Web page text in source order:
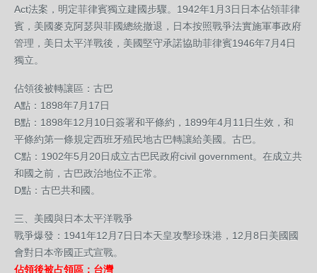
Act法案，明定菲律賓獨立建國步驟。1942年1月3日日本佔領菲律
賓，美國麥克阿瑟與菲國總統撤退，日本按照戰爭法實施軍事政府
管理，美日太平洋戰後，美國堅守承諾協助菲律賓1946年7月4日
獨立。
佔領後被轉讓區：古巴
A點：1898年7月17日
B點：1898年12月10日簽署和平條約，1899年4月11日生效，和
平條約第一條規定西班牙殖民地古巴轉讓給美國。古巴。
C點：1902年5月20日成立古巴民政府civil government。在成立共
和國之前，古巴政治地位不正常。
D點：古巴共和國。
三、美國與日本太平洋戰爭
戰爭爆發：1941年12月7日日本天皇攻擊珍珠港，12月8日美國國
會對日本帝國正式宣戰。
佔領後被占領區：台灣